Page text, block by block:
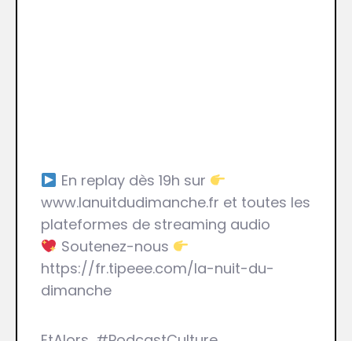
En replay dès 19h sur
www.lanuitdudimanche.fr et toutes les
plateformes de streaming audio
Soutenez-nous
https://fr.tipeee.com/la-nuit-du-
dimanche